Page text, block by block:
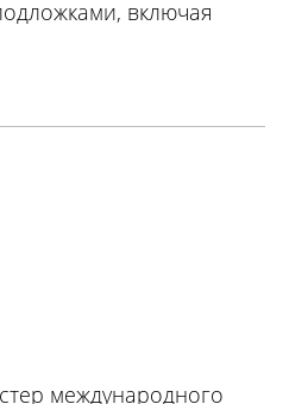
включая
международного